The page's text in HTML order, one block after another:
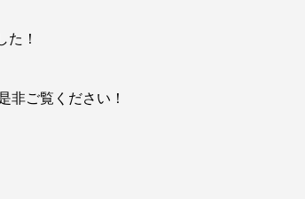
！
非ご覧ください！